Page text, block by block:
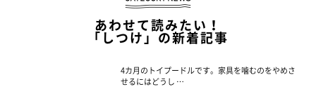
あわせて読みたい！
「しつけ」の新着記事
4カ月のトイプードルです。家具を噛むのをやめさ
せるにはどうし …